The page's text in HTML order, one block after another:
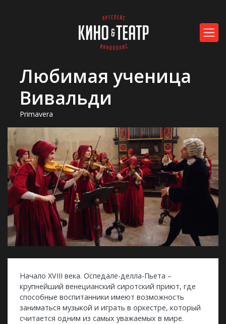
Любимая ученица
Вивальди
Primavera
Начало XVIII века. Оспедале-делла-Пьета –
крупнейший венецианский сиротский приют, где
способные воспитанники имеют возможность
заниматься музыкой и играть в оркестре, который
считается одним из самых уважаемых в мире.